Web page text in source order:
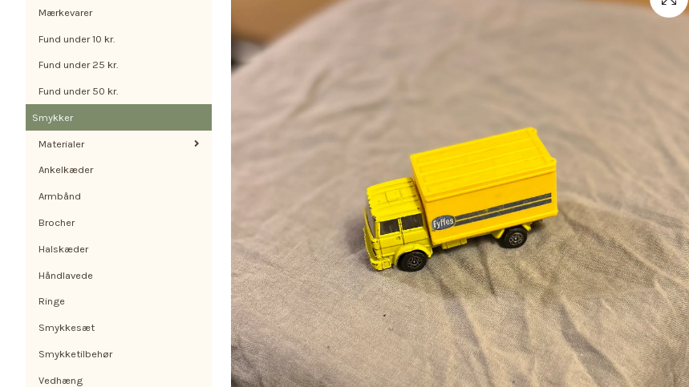
Mærkevarer
Fund under 10 kr.
Fund under 25 kr.
Fund under 50 kr.
Smykker
Materialer
Ankelkæder
Armbånd
Brocher
Halskæder
Håndlavede
Ringe
Smykkesæt
Smykketilbehør
Vedhæng